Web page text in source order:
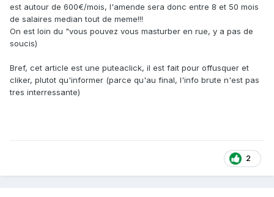
est autour de 600€/mois, l'amende sera donc entre 8 et 50 mois
de salaires median tout de meme!!!
On est loin du "vous pouvez vous masturber en rue, y a pas de
soucis)
Bref, cet article est une puteaclick, il est fait pour offusquer et
cliker, plutot qu'informer (parce qu'au final, l'info brute n'est pas
tres interressante)
2